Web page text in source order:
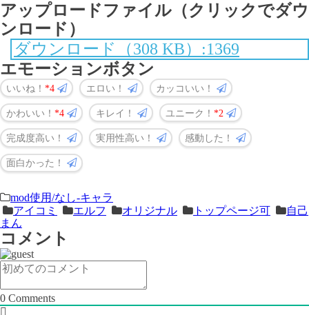
アップロードファイル（クリックでダウ
ンロード）
ダウンロード（308 KB）:1369
エモーションボタン
いいね！ 4 エロい！ カッコいい！
かわいい！ 4 キレイ！ ユニーク！ 2
完成度高い！ 実用性高い！ 感動した！
面白かった！
＜
次
の
記
事
前
の
記
事
＞
mod使用/なし-キャラ
アイコミ
エルフ オリジナル トップページ可
自己
まん
コメント
0 Comments